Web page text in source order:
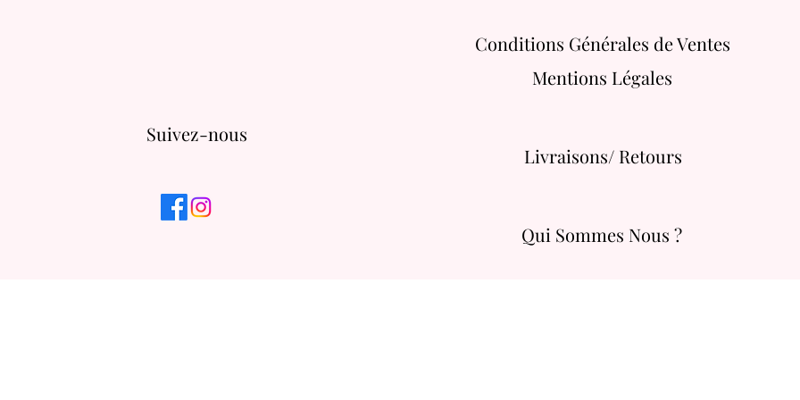
Suivez-nous
Conditions Générales de Ventes
Mentions Légales
Livraisons/ Retours
Qui Sommes Nous ?